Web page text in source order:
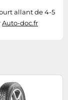
allant de 4-5
Auto-doc.fr